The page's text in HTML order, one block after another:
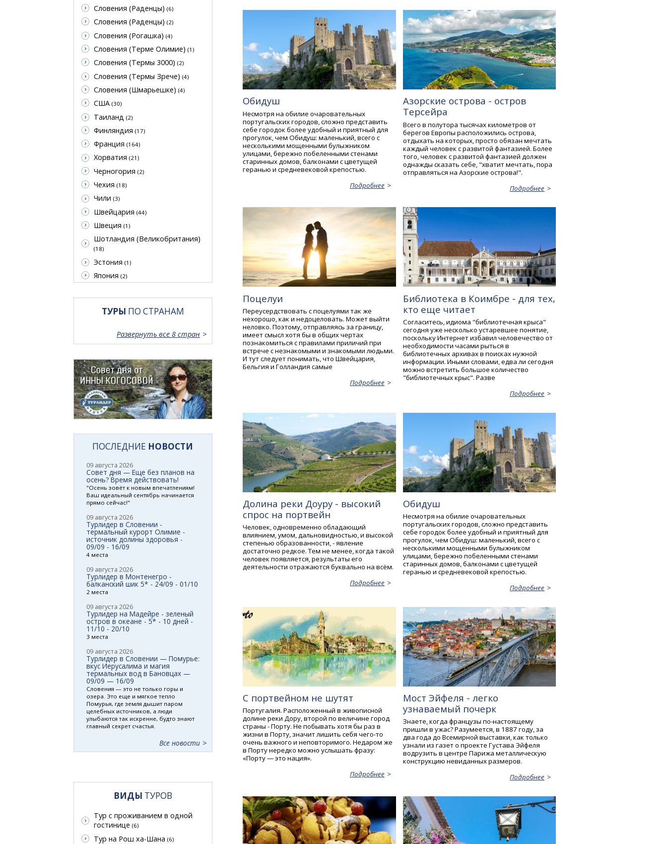
Обидуш
Несмотря на обилие очаровательных
португальских городов, сложно представить
себе городок более удобный и приятный для
прогулок, чем Обидуш: маленький, всего с
несколькими мощенными булыжником
улицами, бережно побеленными стенами
старинных домов, балконами с цветущей
геранью и средневековой крепостью.
Подробнее
Азорские острова - остров
Терсейра
Всего в полутора тысячах километров от
берегов Европы расположились острова,
отдыхать на которых, просто обязан мечтать
каждый человек с развитой фантазией. Более
того, человек с развитой фантазией должен
однажды сказать себе, "хватит мечтать, пора
отправляться на Азорские острова!".
Подробнее
Поцелуи
Переусердствовать с поцелуями так же
нехорошо, как и недоцеловать. Может выйти
неловко. Поэтому, отправляясь за границу,
имеет смысл хотя бы в общих чертах
познакомиться с правилами приличий при
встрече с незнакомыми и знакомыми людьми.
И тут следует понимать, что Швейцария,
Бельгия и Голландия самые
Подробнее
Библиотека в Коимбре - для тех,
кто еще читает
Согласитесь, идиома "библиотечная крыса"
сегодня уже несколько устаревшее понятие,
поскольку Интернет избавил человечество от
необходимости часами рыться в
библиотечных архивах в поисках нужной
информации. Иными словами, едва ли сегодня
можно встретить большое количество
"библиотечных крыс". Разве
Подробнее
Долина реки Доуру - высокий
спрос на портвейн
Человек, одновременно обладающий
влиянием, умом, дальновидностью, и высокой
степенью образованности, - явление
достаточно редкое. Тем не менее, когда такой
человек появляется, результаты его
деятельности отражаются буквально на всём.
Подробнее
Обидуш
Несмотря на обилие очаровательных
португальских городов, сложно представить
себе городок более удобный и приятный для
прогулок, чем Обидуш: маленький, всего с
несколькими мощенными булыжником
улицами, бережно побеленными стенами
старинных домов, балконами с цветущей
геранью и средневековой крепостью.
Подробнее
С портвейном не шутят
Португалия. Расположенный в живописной
долине реки Дору, второй по величине город
страны - Порту. Не побывать хотя бы раз в
жизни в Порту, значит лишить себя чего-то
очень важного и неповторимого. Недаром же
в Порту нередко можно услышать фразу:
«Порту — это нация».
Подробнее
Мост Эйфеля - легко
узнаваемый почерк
Знаете, когда французы по-настоящему
пришли в ужас? Разумеется, в 1887 году, за
два года до Всемирной выставки, как только
узнали из газет о проекте Густава Эйфеля
водрузить в центре Парижа металлическую
конструкцию невиданных размеров.
Подробнее
Словения (Раденцы) (6)
Словения (Раденцы) (2)
Словения (Рогашка) (4)
Словения (Терме Олимие) (1)
Словения (Термы 3000) (2)
Словения (Термы Зрече) (4)
Словения (Шмарьешке) (4)
США (30)
Таиланд (2)
Финляндия (17)
Франция (164)
Хорватия (21)
Черногория (2)
Чехия (18)
Чили (3)
Швейцария (44)
Швеция (1)
Шотландия (Великобритания)
(18)
Эстония (1)
Япония (2)
ТУРЫ ПО СТРАНАМ
Развернуть все 8 стран
ПОСЛЕДНИЕ НОВОСТИ
09 августа 2026
Совет дня — Еще без планов на
осень? Время действовать!
"Осень зовёт к новым впечатлениям!
Ваш идеальный сентябрь начинается
прямо сейчас!"
09 августа 2026
Турлидер в Словении -
термальный курорт Олимие -
источник долины здоровья -
09/09 - 16/09
4 места
09 августа 2026
Турлидер в Монтенегро -
балканский шик 5* - 24/09 - 01/10
2 места
09 августа 2026
Турлидер на Мадейре - зеленый
остров в океане - 5* - 10 дней -
11/10 - 20/10
3 места
09 августа 2026
Турлидер в Словении — Помурье:
вкус Иерусалима и магия
термальных вод в Бановцах —
09/09 — 16/09
Словения — это не только горы и
озера. Это еще и мягкое тепло
Помурья, где земля дышит паром
целебных источников, а люди
улыбаются так искренне, будто знают
главный секрет счастья.
Все новости
ВИДЫ ТУРОВ
Тур с проживанием в одной
гостинице (6)
Тур на Рош ха-Шана (6)